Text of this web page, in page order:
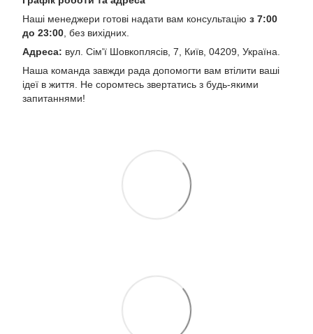
Наші менеджери готові надати вам консультацію з 7:00
до 23:00 , без вихідних.
Адреса: вул. Сім'ї Шовкоплясів, 7, Київ, 04209, Україна.
Наша команда завжди рада допомогти вам втілити ваші
ідеї в життя. Не соромтесь звертатись з будь-якими
запитаннями!